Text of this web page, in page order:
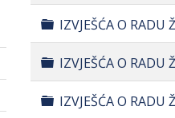
Folder
IZVJEŠĆA O RADU
Folder
IZVJEŠĆA O RADU
Folder
IZVJEŠĆA O RADU